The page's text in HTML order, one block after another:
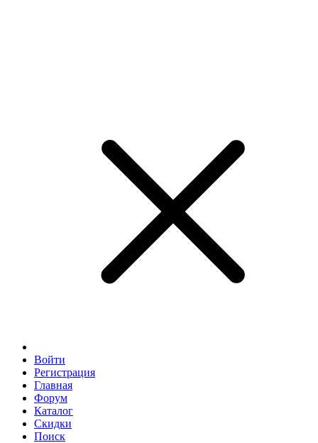
Войти
Регистрация
Главная
Форум
Каталог
Скидки
Поиск